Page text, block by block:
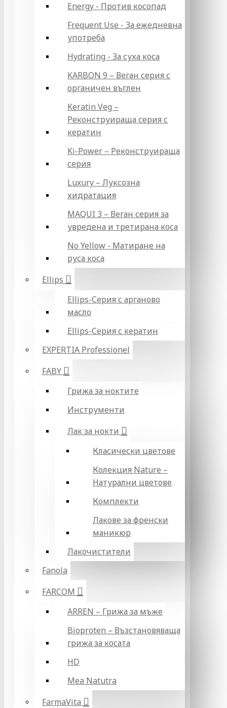
Energy - Против косопад
Frequent Use - За ежедневна
употреба
Hydrating - За суха коса
KARBON 9 – Веган серия с
органичен въглен
Keratin Veg –
Реконструираща серия с
кератин
Ki-Power – Реконструираща
серия
Luxury – Луксозна
хидратация
MAQUI 3 – Веган серия за
увредена и третирана коса
No Yellow - Матиране на
руса коса
Ellips
Ellips-Серия с арганово
масло
Ellips-Серия с кератин
EXPERTIA Professionel
FABY
Грижа за ноктите
Инструменти
Лак за нокти
Класически цветове
Колекция Nature –
Натурални цветове
Комплекти
Лакове за френски
маникюр
Лакочистители
Fanola
FARCOM
ARREN – Грижа за мъже
Bioproten – Възстановяваща
грижа за косата
HD
Mea Natutra
FarmaVita